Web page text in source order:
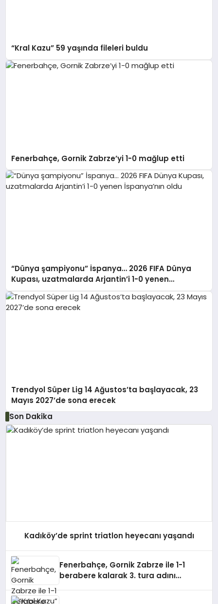
“Kral Kazu” 59 yaşında fileleri buldu
Fenerbahçe, Gornik Zabrze’yi 1-0 mağlup etti
“Dünya şampiyonu” İspanya… 2026 FIFA Dünya
Kupası, uzatmalarda Arjantin’i 1-0 yenen
İspanya’nın oldu
Trendyol Süper Lig 14 Ağustos’ta başlayacak, 23
Mayıs 2027’de sona erecek
Son Dakika
Kadıköy’de sprint triatlon heyecanı yaşandı
Fenerbahçe, Gornik Zabrze ile 1-1
berabere kalarak 3. tura adını